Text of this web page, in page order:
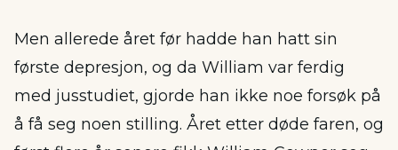
Men allerede året før hadde han hatt sin
første depresjon, og da William var ferdig
med jusstudiet, gjorde han ikke noe forsøk på
å få seg noen stilling. Året etter døde faren, og